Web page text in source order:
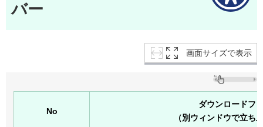
バー
画面サイズで表示
No
ダウンロードフ
（別ウィンドウで立ち